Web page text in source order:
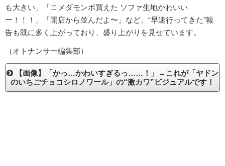
も大きい」「コメダモンボ買えた ソファ生地かわいい
ー！！！」「開店から並んだよ〜」など、“早速行ってきた”報
告も既に多く上がっており、盛り上がりを見せています。
（オトナンサー編集部）
【画像】「かっ…かわいすぎるっ……！」→これが「ヤドン
のいちごチョコシロノワール」の“激カワ”ビジュアルです！